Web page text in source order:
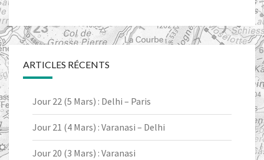
ARTICLES RÉCENTS
Jour 22 (5 Mars) : Delhi – Paris
Jour 21 (4 Mars) : Varanasi – Delhi
Jour 20 (3 Mars) : Varanasi